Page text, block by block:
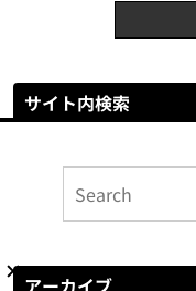
サイト内検索
アーカイブ